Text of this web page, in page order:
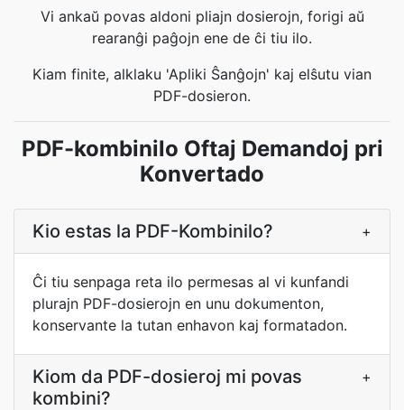
Vi ankaŭ povas aldoni pliajn dosierojn, forigi aŭ
rearanĝi paĝojn ene de ĉi tiu ilo.
Kiam finite, alklaku 'Apliki Ŝanĝojn' kaj elŝutu vian
PDF-dosieron.
PDF-kombinilo Oftaj Demandoj pri
Konvertado
Kio estas la PDF-Kombinilo? +
Ĉi tiu senpaga reta ilo permesas al vi kunfandi
plurajn PDF-dosierojn en unu dokumenton,
konservante la tutan enhavon kaj formatadon.
Kiom da PDF-dosieroj mi povas
kombini?
+